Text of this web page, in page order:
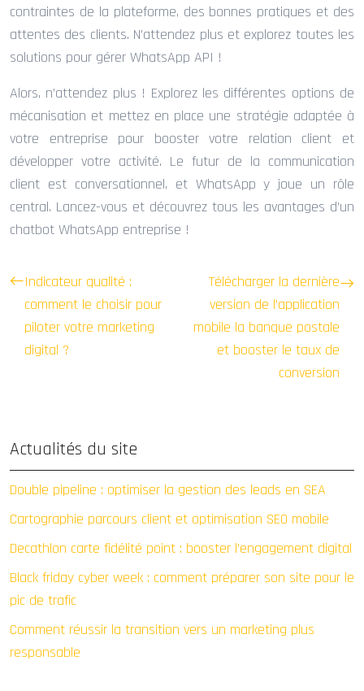
contraintes de la plateforme, des bonnes pratiques et des
attentes des clients. N’attendez plus et explorez toutes les
solutions pour gérer WhatsApp API !
Alors, n’attendez plus ! Explorez les différentes options de
mécanisation et mettez en place une stratégie adaptée à
votre entreprise pour booster votre relation client et
développer votre activité. Le futur de la communication
client est conversationnel, et WhatsApp y joue un rôle
central. Lancez-vous et découvrez tous les avantages d’un
chatbot WhatsApp entreprise !
Indicateur qualité :
comment le choisir pour
piloter votre marketing
digital ?
Télécharger la dernière
version de l’application
mobile la banque postale
et booster le taux de
conversion
Actualités du site
Double pipeline : optimiser la gestion des leads en SEA
Cartographie parcours client et optimisation SEO mobile
Decathlon carte fidélité point : booster l’engagement digital
Black friday cyber week : comment préparer son site pour le
pic de trafic
Comment réussir la transition vers un marketing plus
responsable